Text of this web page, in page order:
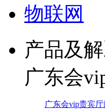
物联网
产品及
广东会
广东会vip贵宾